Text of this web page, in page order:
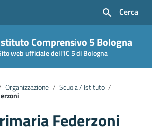
Cerca
la navigazioneComprensivo 5 Bologna
web ufficiale dell'IC 5 di Bologna
Organizzazione / Scuola / Istituto /
Federzoni